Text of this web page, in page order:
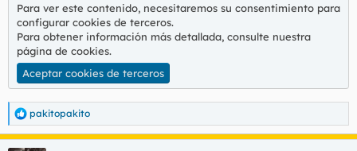
Para ver este contenido, necesitaremos su consentimiento para
configurar cookies de terceros.
Para obtener información más detallada, consulte nuestra
página de cookies.
Aceptar cookies de terceros
R
e
a
pakitopakito